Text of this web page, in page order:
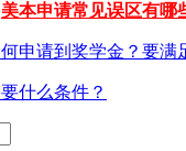
美本申请常见误区有哪
申请到奖学金？要满
什么条件？